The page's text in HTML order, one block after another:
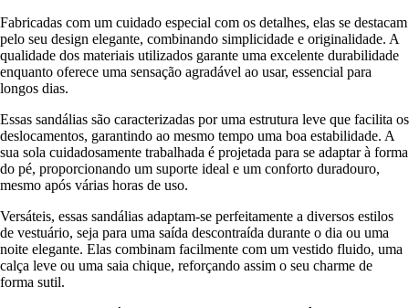
Fabricadas com um cuidado especial com os detalhes, elas se destacam
pelo seu design elegante, combinando simplicidade e originalidade. A
qualidade dos materiais utilizados garante uma excelente durabilidade
enquanto oferece uma sensação agradável ao usar, essencial para
longos dias.
Essas sandálias são caracterizadas por uma estrutura leve que facilita os
deslocamentos, garantindo ao mesmo tempo uma boa estabilidade. A
sua sola cuidadosamente trabalhada é projetada para se adaptar à forma
do pé, proporcionando um suporte ideal e um conforto duradouro,
mesmo após várias horas de uso.
Versáteis, essas sandálias adaptam-se perfeitamente a diversos estilos
de vestuário, seja para uma saída descontraída durante o dia ou uma
noite elegante. Elas combinam facilmente com um vestido fluido, uma
calça leve ou uma saia chique, reforçando assim o seu charme de
forma sutil.